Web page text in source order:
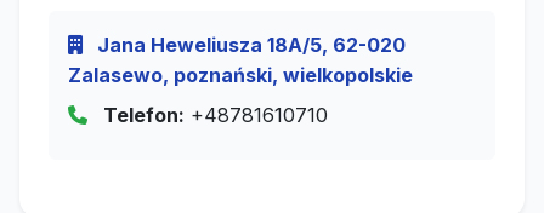
Jana Heweliusza 18A/5, 62-020
Zalasewo, poznański, wielkopolskie
Telefon: +48781610710